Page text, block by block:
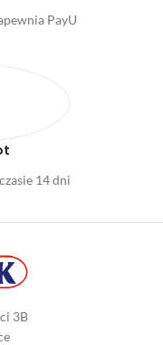
PayU
14 dni
3B